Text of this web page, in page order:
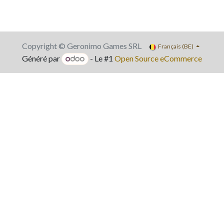
Copyright © Geronimo Games SRL Français (BE)
Généré par - Le #1Open Source eCommerce